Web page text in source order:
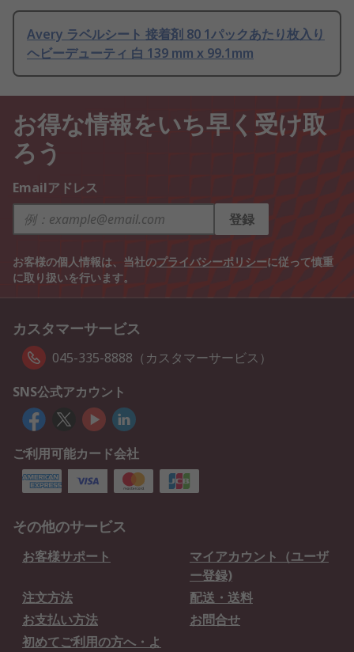
Avery ラベルシート 接着剤 80 1パックあたり枚入り
ヘビーデューティ 白 139 mm x 99.1mm
お得な情報をいち早く受け取
ろう
Emailアドレス
登録
お客様の個人情報は、当社のプライバシーポリシーに従って慎重
に取り扱いを行います。
カスタマーサービス
045-335-8888（カスタマーサービス）
SNS公式アカウント
ご利用可能カード会社
その他のサービス
お客様サポート
マイアカウント（ユーザ
ー登録)
注文方法
配送・送料
お支払い方法
お問合せ
初めてご利用の方へ・よ